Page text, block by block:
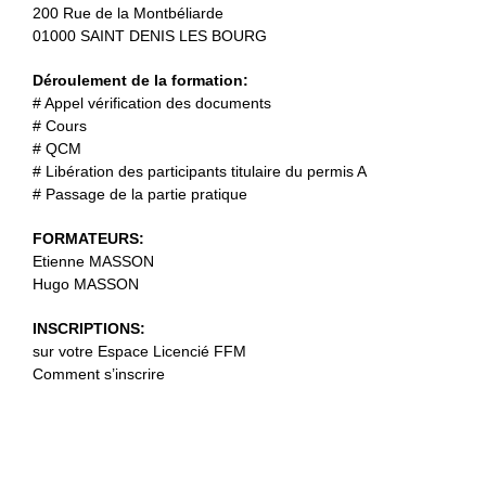
200 Rue de la Montbéliarde
01000 SAINT DENIS LES BOURG
Déroulement de la formation:
# Appel vérification des documents
# Cours
# QCM
# Libération des participants titulaire du permis A
# Passage de la partie pratique
FORMATEURS:
Etienne MASSON
Hugo MASSON
INSCRIPTIONS:
sur votre Espace Licencié FFM
Comment s’inscrire